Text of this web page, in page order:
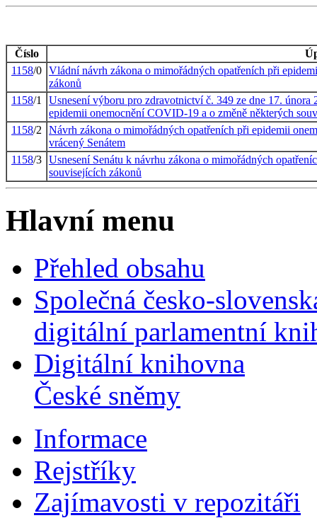
Číslo
1158/0 Vládní návrh zákona o mimořádných opatřeních při
zákonů
1158/1
Usnesení výboru pro zdravotnictví č. 349 ze dne 17.
epidemii onemocnění COVID-19 a o změně některých
1158/2
Návrh zákona o mimořádných opatřeních při epidemii
vrácený Senátem
1158/3 Usnesení Senátu k návrhu zákona o mimořádných
souvisejících zákonů
Hlavní menu
Přehled obsahu
Společná česko-
digitální parlamentní
Digitální knihovna
České sněmy
Informace
Rejstříky
Zajímavosti v repozitáři